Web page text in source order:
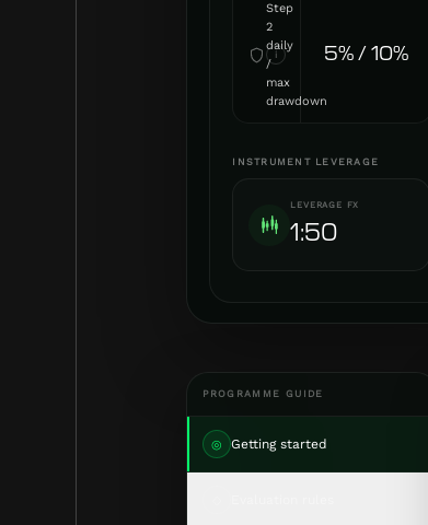
Step
2
daily
/
max
drawdown
i 5% / 10%
INSTRUMENT LEVERAGE
LEVERAGE FX
1:50
PROGRAMME GUIDE
◎ Getting started